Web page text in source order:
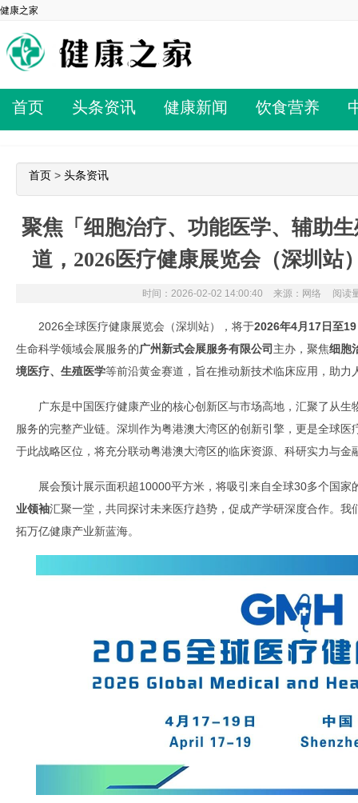
健康之家
首页 头条资讯 健康新闻 饮食营养
首页 > 头条资讯
聚焦「细胞治疗、功能医学、辅助
道，2026医疗健康展览会（深圳站
时间：2026-02-02 14:00:40 来源：网络 阅读
2026全球医疗健康展览会（深圳站），将于2026年4月17日至
生命科学领域会展服务的广州新式会展服务有限公司 主办，聚焦细胞
境医疗、生殖医学等前沿黄金赛道，旨在推动新技术临床应用，助力
广东是中国医疗健康产业的核心创新区与市场高地，汇聚了从
服务的完整产业链。深圳作为粤港澳大湾区的创新引擎，更是全球
于此战略区位，将充分联动粤港澳大湾区的临床资源、科研实力与金
展会预计展示面积超10000平方米，将吸引来自全球30多个国家
业领袖汇聚一堂，共同探讨未来医疗趋势，促成产学研深度合作。
拓万亿健康产业新蓝海。